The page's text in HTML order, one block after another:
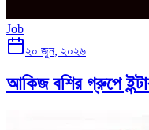
Job
২০ জুন, ২০২৬
আকিজ বশির গ্রুপে